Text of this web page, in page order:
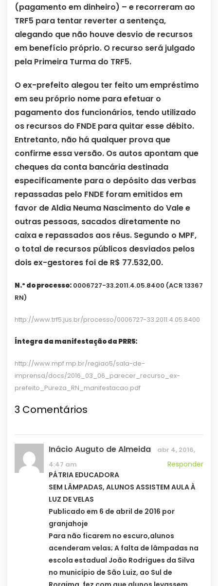
(pagamento em dinheiro) – e recorreram ao
TRF5 para tentar reverter a sentença,
alegando que não houve desvio de recursos
em benefício próprio. O recurso será julgado
pela Primeira Turma do TRF5.
O ex-prefeito alegou ter feito um empréstimo
em seu próprio nome para efetuar o
pagamento dos funcionários, tendo utilizado
os recursos do FNDE para quitar esse débito.
Entretanto, não há qualquer prova que
confirme essa versão. Os autos apontam que
cheques da conta bancária destinada
especificamente para o depósito das verbas
repassadas pelo FNDE foram emitidos em
favor de Aldia Neuma Nascimento do Vale e
outras pessoas, sacados diretamente no
caixa e repassados aos réus. Segundo o MPF,
o total de recursos públicos desviados pelos
dois ex-gestores foi de R$ 77.532,00.
N.º do processo: 0006727-33.2011.4.05.8400 (ACR 13367
RN)
http://www.trf5.jus.br/processo/0006727-33.2011.4.05.8400
Íntegra da manifestação da PRR5:
http://www.mpf.mp.br/regiao5/sala-de-
imprensa/docs/2016_03_06_parecer_recurso_ex-
prefeito_Pureza_RN_manifestacao.pdf
3 Comentários
Inácio Auguto de Almeida
abr 4, 2016,
4:47 am
Responder
PÁTRIA EDUCADORA
SEM LÂMPADAS, ALUNOS ASSISTEM AULA À
LUZ DE VELAS
Publicado em 6 de abril de 2016 por
granjahoje
Para não ficarem no escuro,alunos
acenderam velas; A falta de lâmpadas na
escola estadual João Rodrigues da Silva
no município de São Luiz, ao Sul de